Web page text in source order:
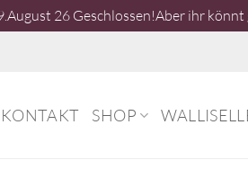
26 Geschlossen!Aber ihr
KONTAKT SHOP